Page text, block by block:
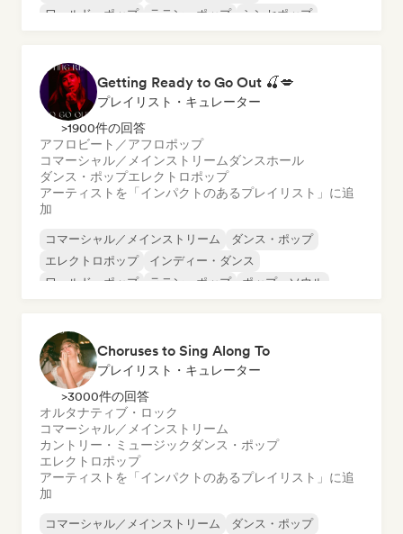
ワールド・ポップ
ラテン・ポップ
シンセポップ
Getting Ready to Go Out 🍒💋
プレイリスト・キュレーター
>1900件の回答
アフロビート／アフロポップ
コマーシャル／メインストリーム ダンスホール
ダンス・ポップエレクトロポップ
アーティストを「インパクトのあるプレイリスト」に追
加
コマーシャル／メインストリーム
ダンス・ポップ
エレクトロポップ
インディー・ダンス
ワールド・ポップ
ラテン・ポップ
ポップ・ソウル
Choruses to Sing Along To
プレイリスト・キュレーター
>3000件の回答
オルタナティブ・ロック
コマーシャル／メインストリーム
カントリー・ミュージック ダンス・ポップ
エレクトロポップ
アーティストを「インパクトのあるプレイリスト」に追
加
コマーシャル／メインストリーム ダンス・ポップ